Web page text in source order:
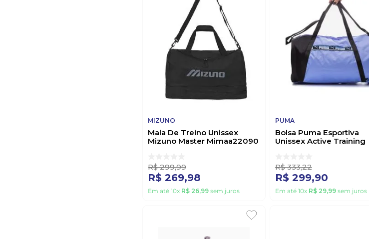
MIZUNO
Mala De Treino Unissex
Mizuno Master Mimaa22090
R$ 299,99
R$ 269,98
Em até10x R$ 26,99 sem juros
PUMA
Bolsa Puma Esportiva
Unissex Active Training
R$ 333,22
R$ 299,90
Em até 10x R$ 29,99sem juros